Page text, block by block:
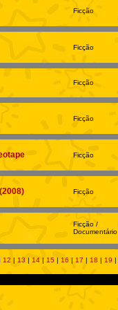
Ficção
Ficção
Ficção
Ficção
Ficção
Ficção
Ficção /
Documentário
12 | 13 | 14 | 15 | 16 | 17 | 18 | 19 |